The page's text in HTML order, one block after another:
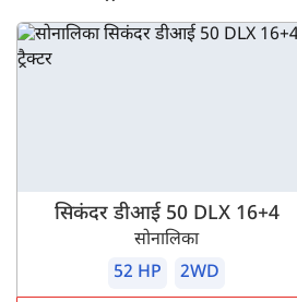
सिकंदर डीआई 50 DLX 16+4
सोनालिका
52 HP
2WD